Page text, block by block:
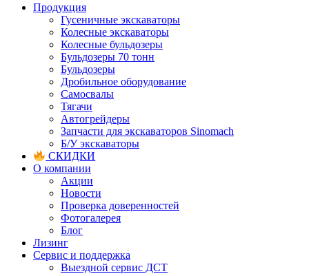
Продукция
Гусеничные экскаваторы
Колесные экскаваторы
Колесные бульдозеры
Бульдозеры 70 тонн
Бульдозеры
Дробильное оборудование
Самосвалы
Тягачи
Автогрейдеры
Запчасти для экскаваторов Sinomach
Б/У экскаваторы
СКИДКИ
О компании
Акции
Новости
Проверка доверенностей
Фотогалерея
Блог
Лизинг
Сервис и поддержка
Выездной сервис ДСТ